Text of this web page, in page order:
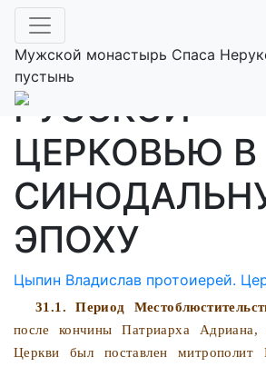
Мужской монастырь Спаса
пустынь
31. ВЫСШЕЕ
УПРАВЛЕНИЕ
РУССКОЙ
ЦЕРКОВЬЮ В
ЭПОХУ
Цыпин Владислав протоиерей.
31.1. Период
после кончины Патриарха Адриана,
Церкви был поставлен митрополит